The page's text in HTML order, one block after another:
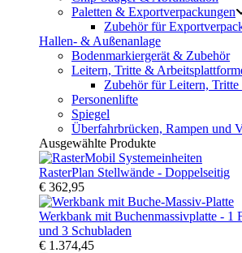
Paletten & Exportverpackungen
Zubehör für
Hallen- & Außenanlage
Bodenmarkiergerät & Zubehör
Leitern, Tritte &
Zubehör für Leitern,
Personenlifte
Spiegel
Überfahrbrücken, Rampen und
Ausgewählte Produkte
RasterPlan Stellwände - Doppelseitig
€ 362,95
Werkbank mit Buchenmassivplatte - 1
und 3 Schubladen
€ 1.374,45